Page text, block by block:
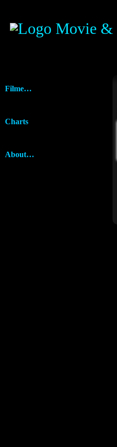
Filme…
Charts
About…